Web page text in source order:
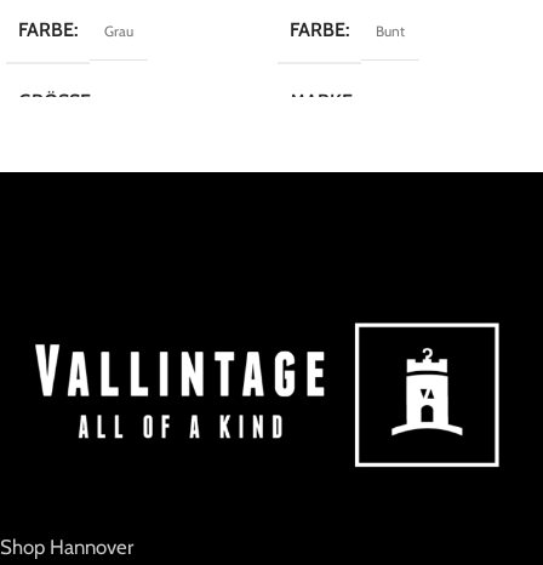
FARBE Grau
GRÖSSE
MARKE Vero Moda
FARBE Bunt
MARKE
Shop Hannover